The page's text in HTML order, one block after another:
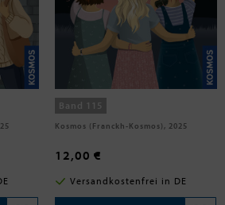
des
Ambach, Jule
Die drei !!!, 115, Sternschnuppen-
Band 115
Kosmos (Franckh-Kosmos), 2025
12,00 €
Versandkostenfrei in DE